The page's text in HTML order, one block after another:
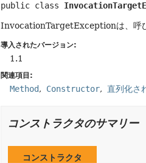
public class
InvocationTargetExceptionは、呼び
導入されたバージョン:
1.1
関連項目:
Method Constructor 直列化さ
コンストラクタのサマリー
コンストラクタ